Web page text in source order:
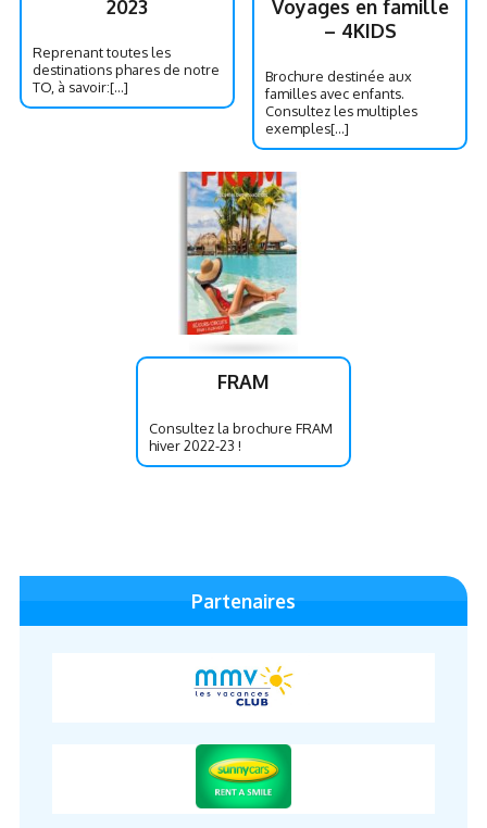
2023
Reprenant toutes les
destinations phares de notre
TO, à savoir:[...]
Voyages en famille
– 4KIDS
Brochure destinée aux
familles avec enfants.
Consultez les multiples
exemples[...]
FRAM
Consultez la brochure FRAM
hiver 2022-23 !
Partenaires